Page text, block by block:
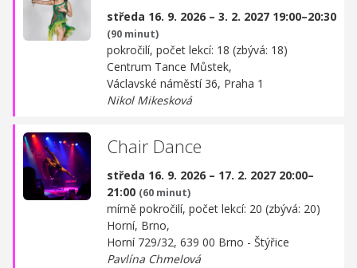
středa 16. 9. 2026 – 3. 2. 2027 19:00–20:30
(90 minut)
pokročilí, počet lekcí: 18 (zbývá: 18)
Centrum Tance Můstek,
Václavské náměstí 36, Praha 1
Nikol Mikesková
Chair Dance
středa 16. 9. 2026 – 17. 2. 2027 20:00–
21:00 (60 minut)
mírně pokročilí, počet lekcí: 20 (zbývá: 20)
Horní, Brno,
Horní 729/32, 639 00 Brno - Štýřice
Pavlína Chmelová